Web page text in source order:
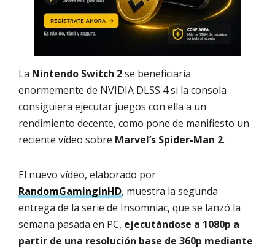
La Nintendo Switch 2se beneficiaría
enormemente de NVIDIA DLSS 4 si la consola
consiguiera ejecutar juegos con ella a un
rendimiento decente, como pone de manifiesto un
reciente vídeo sobre Marvel’s Spider-Man 2.
El nuevo vídeo, elaborado por
RandomGaminginHD, muestra la segunda
entrega de la serie de Insomniac, que se lanzó la
semana pasada en PC, ejecutándose a 1080p a
partir de una resolución base de 360p mediante